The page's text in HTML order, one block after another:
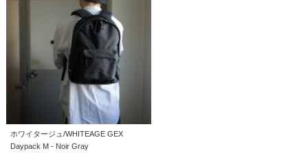
ホワイタージュ/WHITEAGE GEX
Daypack M - Noir Gray